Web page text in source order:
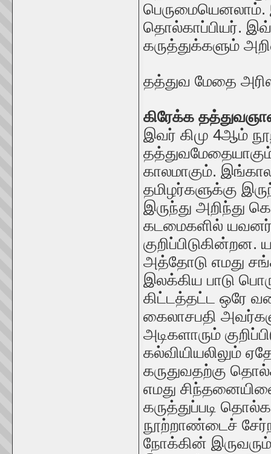
பெருமையெனலாம்.
தொல்காப்பியர்.
கருத்துக்களும்
தத்துவ மேதை
கிரேக்க
இவர் கிமு 4ஆம்
காலமாகும்.
தமிழர்களுக்கு
இருந்து அறிந்து
கடமைகளில்
அத்தோடு எமது
இலக்கிய பாடு
கிட்டத்தட்ட ஒரே
கைலாசபதி
அடிகளாரும்
கல்வியியலிலும்
கருதுவதற்கு
எமது
கருத்துப்படி
நூற்றாண்டைச்
நோக்கின்